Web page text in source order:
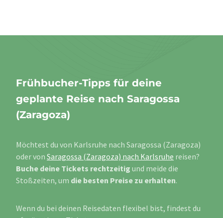
Frühbucher-Tipps für deine
geplante Reise nach Saragossa
(Zaragoza)
Möchtest du von Karlsruhe nach Saragossa (Zaragoza)
oder von Saragossa (Zaragoza) nach Karlsruhe reisen?
Buche deine Tickets rechtzeitig und meide die
Stoßzeiten, um die besten Preise zu erhalten.
Wenn du bei deinen Reisedaten flexibel bist, findest du